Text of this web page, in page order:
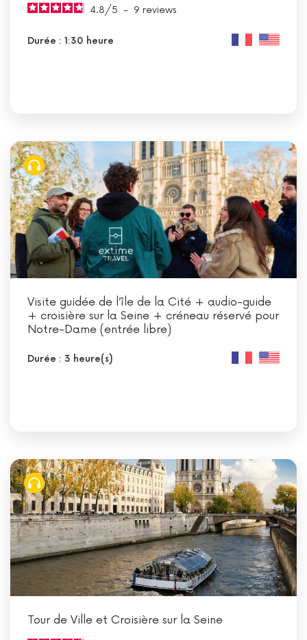
4.8/5 - 9 reviews
Durée : 1:30 heure
Visite guidée de l’île de la Cité + audio-guide
+ croisière sur la Seine + créneau réservé pour
Notre-Dame (entrée libre)
Durée : 3 heure(s)
Tour de Ville et Croisière sur la Seine